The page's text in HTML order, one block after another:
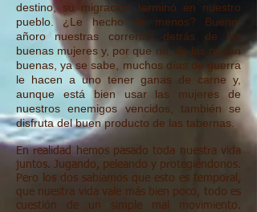
destino, su migración terminó en nuestro
pueblo. ¿Le hecho de menos? Bueno,
añoro nuestras correrías detrás de las
buenas mujeres y, por que no, de las no tan
buenas, ya se sabe, muchos días de guerra
le hacen a uno tener ganas de carne y,
aunque está bien usar las mujeres de
nuestros enemigos vencidos, también se
disfruta del buen producto de las tabernas.
En realidad hemos pasado toda nuestra vida
juntos. Jugando, peleando y protegiéndonos.
Pero los dos sabíamos que esto es temporal,
que nuestra vida vale más bien poco, todo es
cuestión de un simple mal movimiento.